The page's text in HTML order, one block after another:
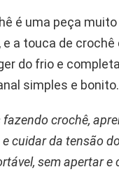
é uma peça
a touca de
do frio e
simples e bonito.
crochê,
cuidar da tensão
sem apertar e